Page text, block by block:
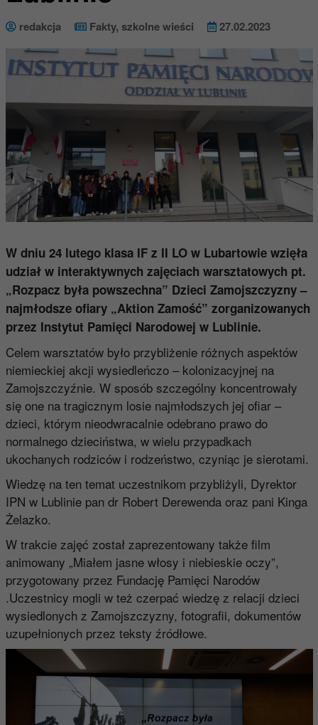
redakcja Fakty, szkolne wieści 27.02.2023
W dniu 24 lutego klasa IF z II LO w Lubartowie wzięła
udział w interaktywnych zajęciach warsztatowych pt.
„Rozpacz była powszechna” Dzieci Zamojszczyzny –
najmłodsze ofiary „Aktion Zamość” zorganizowanych
przez Instytut Pamięci Narodowej w Lublinie.
Celem warsztatów było przybliżenie różnych aspektów
niemieckiej akcji wysiedleńczo – kolonizacyjnej na
Zamojszczyźnie. W sposób szczególny koncentrowały
się one na tragicznym losie najmłodszych jej ofiar –
dzieci, którym nieodwracalnie odebrano prawo do
normalnego dzieciństwa, w wielu przypadkach
ukochanych rodziców i rodzeństwo, czyniąc je sierotami.
Wiedzę na ten temat uczestnikom przybliżyli, Dyrektor
IPN w Lublinie pan dr Robert Derewenda oraz pani Kinga
Żelazko.
W trakcie zajęć został zaprezentowany także film
animowany „Miałem jasne włosy i niebieskie oczy”,
przygotowany przez Fundację Pamięci Narodów
.Uczestnicy mogli w też czerpać wiedzę z relacji dzieci
wysiedlonych z Zamojszczyzny, fotografii, dokumentów
uzupełnionych przez teksty źródłowe.